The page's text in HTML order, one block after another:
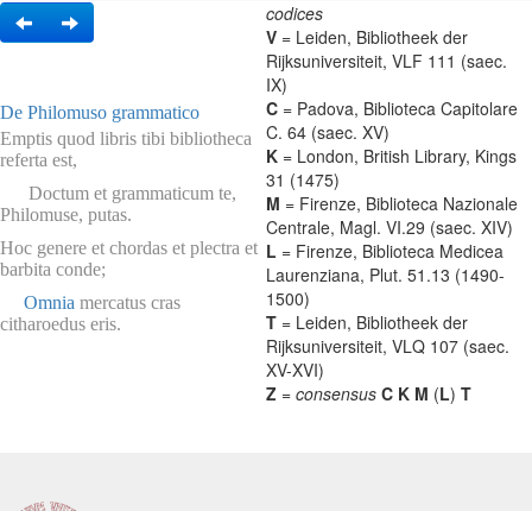
De Philomuso grammatico
Emptis quod libris tibi bibliotheca
referta est,
Doctum et grammaticum te,
Philomuse, putas.
Hoc genere et chordas et plectra et
barbita conde;
Omnia mercatus cras
citharoedus eris.
codices
V = Leiden, Bibliotheek der
Rijksuniversiteit, VLF 111 (saec.
IX)
C = Padova, Biblioteca Capitolare
C. 64 (saec. XV)
K = London, British Library, Kings
31 (1475)
M = Firenze, Biblioteca Nazionale
Centrale, Magl. VI.29 (saec. XIV)
L = Firenze, Biblioteca Medicea
Laurenziana, Plut. 51.13 (1490-
1500)
T = Leiden, Bibliotheek der
Rijksuniversiteit, VLQ 107 (saec.
XV-XVI)
Z = consensus C K M (L) T